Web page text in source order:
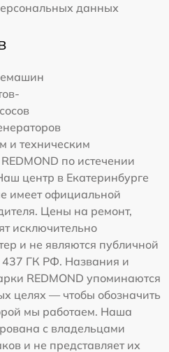
данных
и техническим
по истечении
центр в Екатеринбурге
имеет официальной
Цены на ремонт,
исключительно
и не являются публичной
437 ГК РФ. Названия и
REDMOND упоминаются
целях — чтобы обозначить
мы работаем. Наша
с владельцами
и не представляет их